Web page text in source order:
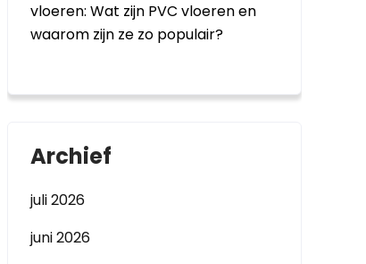
vloeren: Wat zijn PVC vloeren en
waarom zijn ze zo populair?
Archief
juli 2026
juni 2026